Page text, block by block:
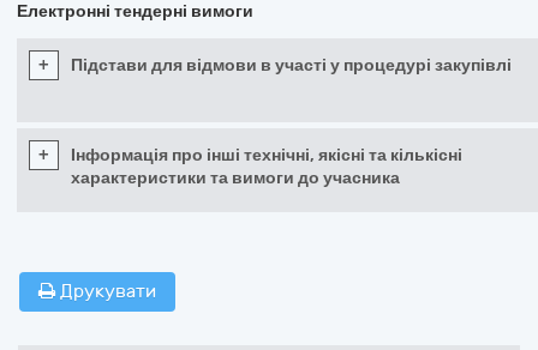
Електронні тендерні вимоги
+ Підстави для відмови в участі у процедурі закупівлі
+
Інформація про інші технічні, якісні та кількісні
характеристики та вимоги до учасника
Друкувати